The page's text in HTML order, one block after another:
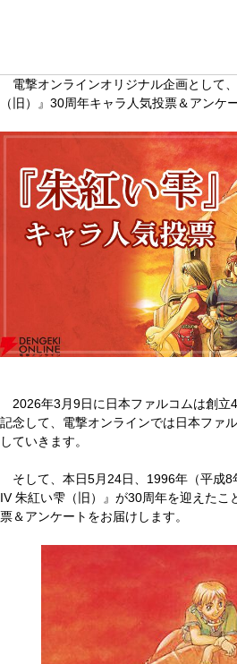
電撃オンラインオリジナル企画として
（旧）』30周年キャラ人気投票＆アンケ
2026年3月9日に日本ファルコムは創立
記念して、電撃オンラインでは日本ファ
していきます。
そして、本日5月24日、1996年（平成8
IV 朱紅い雫（旧）』が30周年を迎えたこ
票＆アンケートをお届けします。